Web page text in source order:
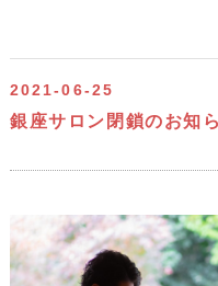
2021-06-25
銀座サロン閉鎖のお知